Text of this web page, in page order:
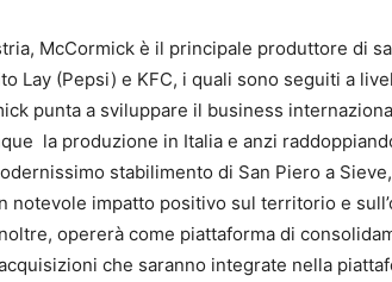
McCormick è il principale produttore di
Lay (Pepsi) e KFC, i quali sono seguiti a
punta a sviluppare il business
la produzione in Italia e anzi
stabilimento di San Piero a
notevole impatto positivo sul territorio e
opererà come piattaforma di
che saranno integrate nella